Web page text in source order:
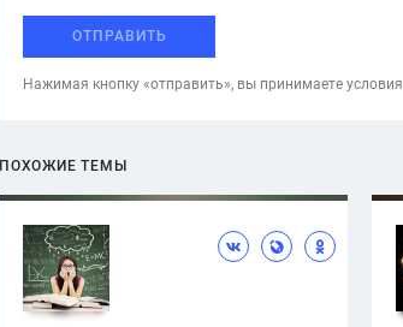
ОТПРАВИТЬ
Нажимая кнопку «отправить», вы принимаете условия
ПОХОЖИЕ ТЕМЫ